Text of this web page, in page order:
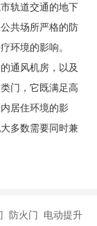
轨道交通的地下
共场所严格的防
环境的影响。
通风机房，以及
门，它既满足高
居住环境的影
多数需要同时兼
防火门 电动提升